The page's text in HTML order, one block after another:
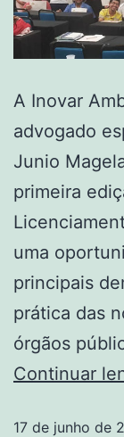
A Inovar
advogado
Junio
primeira
uma
principais
prática das
órgãos
Continuar
17 de junho de